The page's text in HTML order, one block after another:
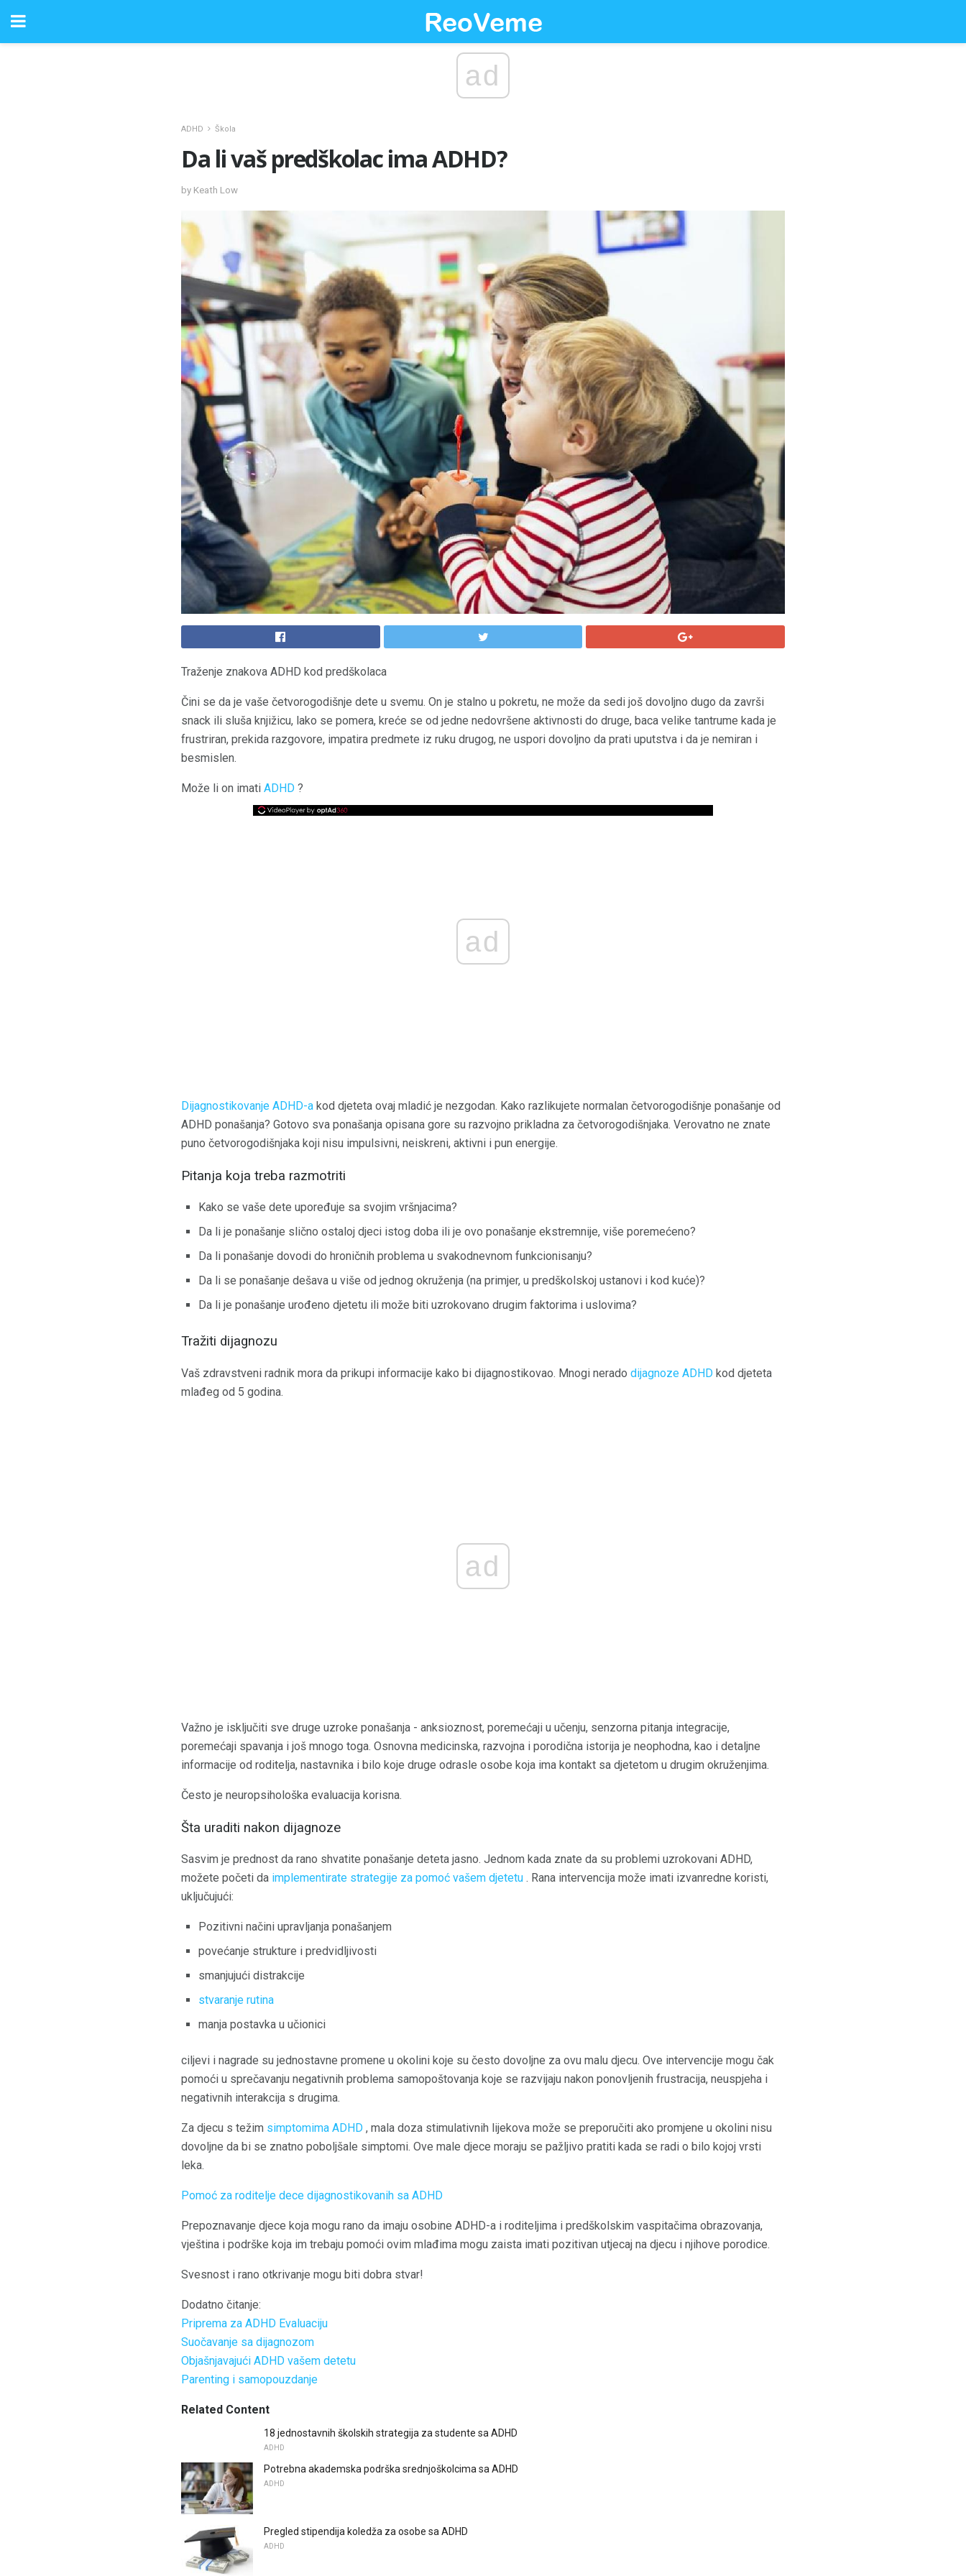
ad
ADHD Škola
Da li vaš predškolac ima ADHD?
by Keath Low
Traženje znakova ADHD kod predškolaca
Čini se da je vaše četvorogodišnje dete u svemu. On je stalno u pokretu, ne može da sedi još dovoljno dugo da završi
snack ili sluša knjižicu, lako se pomera, kreće se od jedne nedovršene aktivnosti do druge, baca velike tantrume kada je
frustriran, prekida razgovore, impatira predmete iz ruku drugog, ne uspori dovoljno da prati uputstva i da je nemiran i
besmislen.
Može li on imati ADHD ?
ad
Dijagnostikovanje ADHD-a kod djeteta ovaj mladić je nezgodan. Kako razlikujete normalan četvorogodišnje ponašanje od
ADHD ponašanja? Gotovo sva ponašanja opisana gore su razvojno prikladna za četvorogodišnjaka. Verovatno ne znate
puno četvorogodišnjaka koji nisu impulsivni, neiskreni, aktivni i pun energije.
Pitanja koja treba razmotriti
Kako se vaše dete upoređuje sa svojim vršnjacima?
Da li je ponašanje slično ostaloj djeci istog doba ili je ovo ponašanje ekstremnije, više poremećeno?
Da li ponašanje dovodi do hroničnih problema u svakodnevnom funkcionisanju?
Da li se ponašanje dešava u više od jednog okruženja (na primjer, u predškolskoj ustanovi i kod kuće)?
Da li je ponašanje urođeno djetetu ili može biti uzrokovano drugim faktorima i uslovima?
Tražiti dijagnozu
Vaš zdravstveni radnik mora da prikupi informacije kako bi dijagnostikovao. Mnogi nerado dijagnoze ADHD kod djeteta
mlađeg od 5 godina.
ad
Važno je isključiti sve druge uzroke ponašanja - anksioznost, poremećaji u učenju, senzorna pitanja integracije,
poremećaji spavanja i još mnogo toga. Osnovna medicinska, razvojna i porodična istorija je neophodna, kao i detaljne
informacije od roditelja, nastavnika i bilo koje druge odrasle osobe koja ima kontakt sa djetetom u drugim okruženjima.
Često je neuropsihološka evaluacija korisna.
Šta uraditi nakon dijagnoze
Sasvim je prednost da rano shvatite ponašanje deteta jasno. Jednom kada znate da su problemi uzrokovani ADHD,
možete početi da implementirate strategije za pomoć vašem djetetu . Rana intervencija može imati izvanredne koristi,
uključujući:
Pozitivni načini upravljanja ponašanjem
povećanje strukture i predvidljivosti
smanjujući distrakcije
stvaranje rutina
manja postavka u učionici
ciljevi i nagrade su jednostavne promene u okolini koje su često dovoljne za ovu malu djecu. Ove intervencije mogu čak
pomoći u sprečavanju negativnih problema samopoštovanja koje se razvijaju nakon ponovljenih frustracija, neuspjeha i
negativnih interakcija s drugima.
Za djecu s težim simptomima ADHD , mala doza stimulativnih lijekova može se preporučiti ako promjene u okolini nisu
dovoljne da bi se znatno poboljšale simptomi. Ove male djece moraju se pažljivo pratiti kada se radi o bilo kojoj vrsti
leka.
Pomoć za roditelje dece dijagnostikovanih sa ADHD
Prepoznavanje djece koja mogu rano da imaju osobine ADHD-a i roditeljima i predškolskim vaspitačima obrazovanja,
vještina i podrške koja im trebaju pomoći ovim mlađima mogu zaista imati pozitivan utjecaj na djecu i njihove porodice.
Svesnost i rano otkrivanje mogu biti dobra stvar!
Dodatno čitanje:
Priprema za ADHD Evaluaciju
Suočavanje sa dijagnozom
Objašnjavajući ADHD vašem detetu
Parenting i samopouzdanje
Related Content
18 jednostavnih školskih strategija za studente sa ADHD
ADHD
Potrebna akademska podrška srednjoškolcima sa ADHD
ADHD
Pregled stipendija koledža za osobe sa ADHD
ADHD